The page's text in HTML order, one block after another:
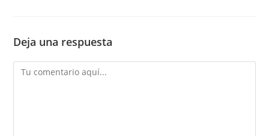
Deja una respuesta